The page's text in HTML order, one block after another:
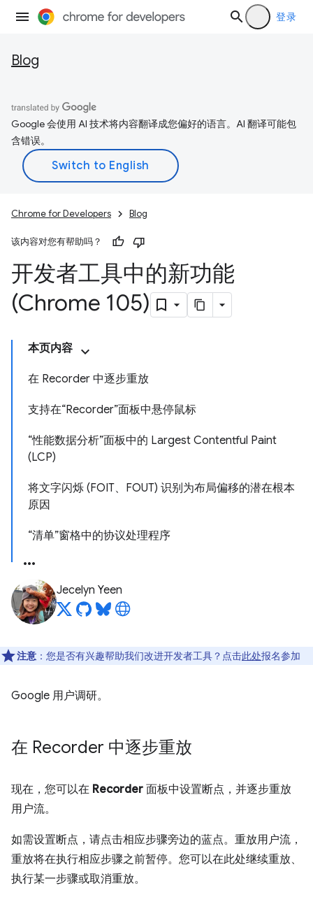
登录
Blog
Google 会使用 AI 技术将内容翻译成您偏好的语言。AI 翻译可能包
含错误。
Chrome for Developers Blog
该内容对您有帮助吗？
开发者工具中的新功能
(Chrome 105)
本页内容
在 Recorder 中逐步重放
支持在“Recorder”面板中悬停鼠标
“性能数据分析”面板中的 Largest Contentful Paint
(LCP)
将文字闪烁 (FOIT、FOUT) 识别为布局偏移的潜在根本
原因
“清单”窗格中的协议处理程序
Jecelyn Yeen
注意 ：您是否有兴趣帮助我们改进开发者工具？点击此处报名参加
Google 用户调研。
在 Recorder 中逐步重放
现在，您可以在 Recorder 面板中设置断点，并逐步重放
用户流。
如需设置断点，请点击相应步骤旁边的蓝点。重放用户流，
重放将在执行相应步骤之前暂停。您可以在此处继续重放、
执行某一步骤或取消重放。